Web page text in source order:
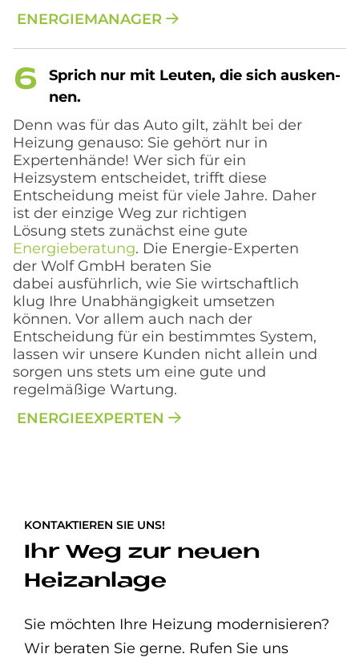
ENERGIEMANAGER
Sprich nur mit Leu­ten, die sich aus­ken­
nen.
Denn was für das Auto gilt, zählt bei der
Heizung genauso: Sie gehört nur in
Expertenhände! Wer sich für ein
Heizsystem entscheidet, trifft diese
Entscheidung meist für viele Jahre. Daher
ist der einzige Weg zur richtigen
Lösung stets zunächst eine gute
Energieberatung. Die Energie-Experten
der Wolf GmbH beraten Sie
dabei ausführlich, wie Sie wirtschaftlich
klug Ihre Unabhängigkeit umsetzen
können. Vor allem auch nach der
Entscheidung für ein bestimmtes System,
lassen wir unsere Kunden nicht allein und
sorgen uns stets um eine gute und
regelmäßige Wartung.
ENERGIEEXPERTEN
KONTAKTIEREN SIE UNS!
Ihr Weg zur neuen
Heizanlage
Sie möchten Ihre Heizung modernisieren?
Wir beraten Sie gerne. Rufen Sie uns